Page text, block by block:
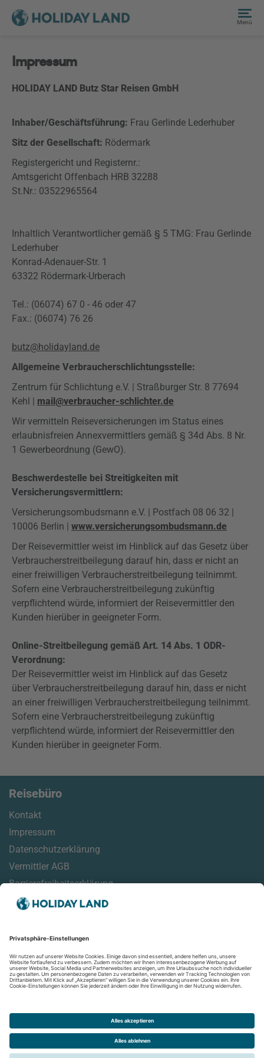
Menü
Impressum
HOLIDAY LAND Butz Star Reisen GmbH
Inhaber/Geschäftsführung: Frau Gerlinde Lederhuber
Sitz der Gesellschaft: Rödermark
Registergericht und Registernr.:
Amtsgericht Offenbach HRB 32288
St.Nr.: 03522965564
Inhaltlich Verantwortlicher gemäß § 5 TMG: Frau Gerlinde
Lederhuber
Konrad-Adenauer-Str. 1
63322 Rödermark-Urberach
Tel.: (06074) 67 0 - 46 oder 47
Fax.: (06074) 76 26
butz@holidayland.de
Allgemeine Verbraucherschlichtungsstelle:
Zentrum für Schlichtung e.V. | Straßburger Str. 8 77694
Kehl | mail@verbraucher-schlichter.de
Wir vermitteln Reiseversicherungen im Status eines
erlaubnisfreien Annexvermittlers gemäß § 34d Abs. 8 Nr.
1 Gewerbeordnung (GewO).
Beschwerdestelle bei Streitigkeiten mit
Versicherungsvermittlern:
Versicherungsombudsmann e.V. | Postfach 08 06 32 |
10006 Berlin | www.versicherungsombudsmann.de
Der Reisevermittler weist im Hinblick auf das Gesetz über
Verbraucherstreitbeilegung darauf hin, dass er nicht an
einer freiwilligen Verbraucherstreitbeilegung teilnimmt.
Sofern eine Verbraucherstreitbeilegung zukünftig
verpflichtend würde, informiert der Reisevermittler den
Kunden hierüber in geeigneter Form.
Online-Streitbeilegung gemäß Art. 14 Abs. 1 ODR-
Verordnung:
Der Reisevermittler weist im Hinblick auf das Gesetz
über Verbraucherstreitbeilegung darauf hin, dass er nicht
an einer freiwilligen Verbraucherstreitbeilegung teilnimmt.
Sofern eine Verbraucherstreitbeilegung zukünftig
verpflichtend würde, informiert der Reisevermittler den
Kunden hierüber in geeigneter Form.
Reisebüro
Kontakt
Impressum
Datenschutzerklärung
Vermittler AGB
Barrierefreiheitserklärung
Reisemonitor
Online Check-In Informationen
Reisehinweise
Aktuelles
Newsletter